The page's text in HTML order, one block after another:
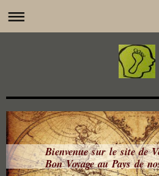
Bienvenue sur le site de
Bon Voyage au Pays de